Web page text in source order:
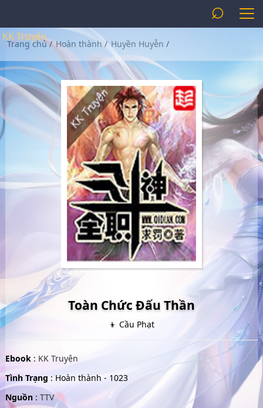
KK Truyện
⌕
Trang chủ/ Hoàn thành/ Huyền Huyễn /
Toàn Chức Đấu Thần
👦 Cầu Phạt
Ebook : KK Truyện
Tình Trạng : Hoàn thành - 1023
Nguồn: TTV